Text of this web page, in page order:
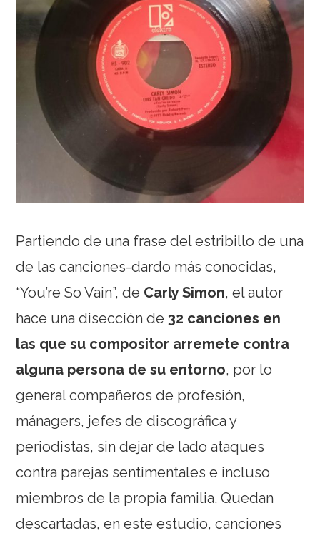
Partiendo de una frase del estribillo de una
de las canciones-dardo más conocidas,
“You’re So Vain”, de Carly Simon, el autor
hace una disección de 32 canciones en
las que su compositor arremete contra
alguna persona de su entorno, por lo
general compañeros de profesión,
mánagers, jefes de discográfica y
periodistas, sin dejar de lado ataques
contra parejas sentimentales e incluso
miembros de la propia familia. Quedan
descartadas, en este estudio, canciones